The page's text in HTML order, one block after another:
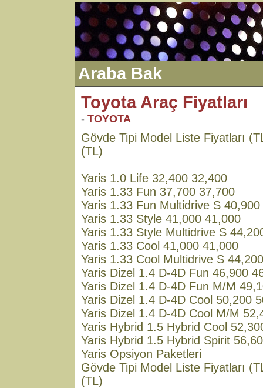
Araba Bak
Toyota Araç Fiyatları
- TOYOTA
Gövde Tipi Model Liste Fiyatları
(TL)
Yaris 1.0 Life 32,400 32,400
Yaris 1.33 Fun 37,700 37,700
Yaris 1.33 Fun Multidrive S
Yaris 1.33 Style 41,000 41,000
Yaris 1.33 Style Multidrive S
Yaris 1.33 Cool 41,000 41,000
Yaris 1.33 Cool Multidrive S
Yaris Dizel 1.4 D-4D Fun 46,900
Yaris Dizel 1.4 D-4D Fun M/M
Yaris Dizel 1.4 D-4D Cool 50,200
Yaris Dizel 1.4 D-4D Cool M/M
Yaris Hybrid 1.5 Hybrid Cool
Yaris Hybrid 1.5 Hybrid Spirit
Yaris Opsiyon Paketleri
Gövde Tipi Model Liste Fiyatları
(TL)